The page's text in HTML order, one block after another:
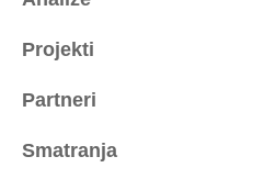
Projekti
Partneri
Smatranja